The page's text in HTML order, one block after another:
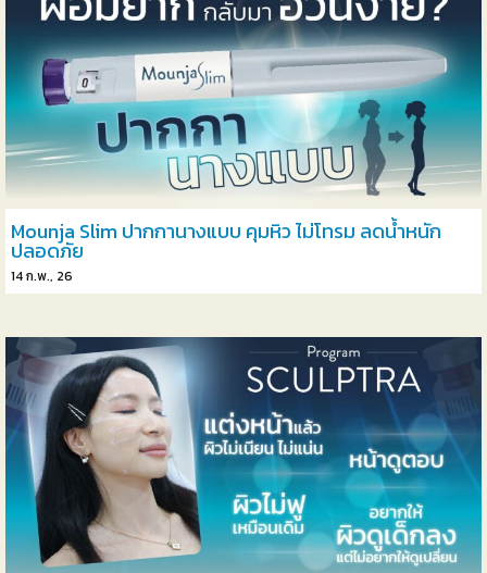
Mounja Slim ปากกานางแบบ คุมหิว ไม่โทรม ลดน้ำหนัก
ปลอดภัย
14ก.พ., 26